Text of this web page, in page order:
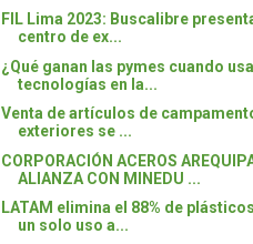
FIL Lima 2023: Buscalibre
centro de ex...
¿Qué ganan las pymes cuando
tecnologías en la...
Venta de artículos de
exteriores se ...
CORPORACIÓN ACEROS
ALIANZA CON MINEDU ...
LATAM elimina el 88% de
un solo uso a...